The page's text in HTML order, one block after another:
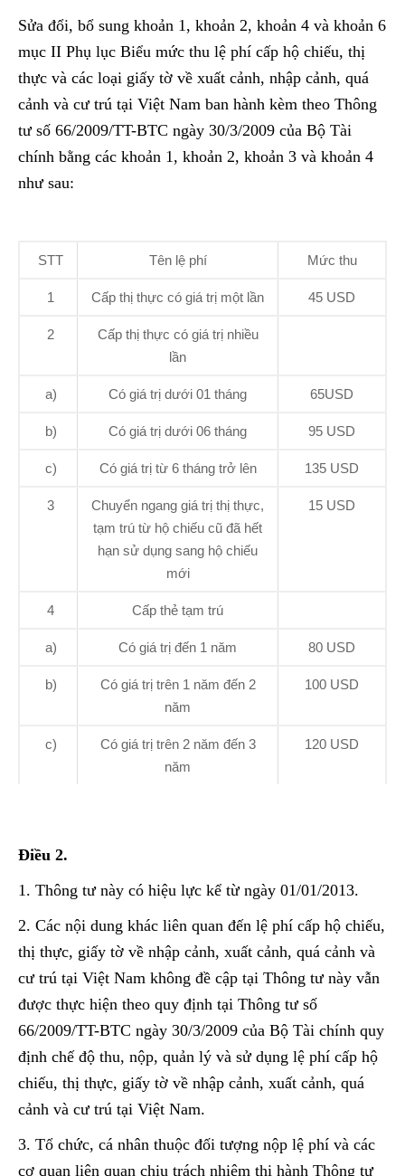
Sửa đổi, bổ sung khoản 1, khoản 2, khoản 4 và khoản 6
mục II Phụ lục Biểu mức thu lệ phí cấp hộ chiếu, thị
thực và các loại giấy tờ về xuất cảnh, nhập cảnh, quá
cảnh và cư trú tại Việt Nam ban hành kèm theo Thông
tư số 66/2009/TT-BTC ngày 30/3/2009 của Bộ Tài
chính bằng các khoản 1, khoản 2, khoản 3 và khoản 4
như sau:
STT Tên lệ phí Mức thu
1 Cấp thị thực có giá trị một lần 45 USD
2
Cấp thị thực có giá trị nhiều
lần
a) Có giá trị dưới 01 tháng 65USD
b) Có giá trị dưới 06 tháng 95 USD
c) Có giá trị từ 6 tháng trở lên 135 USD
3
Chuyển ngang giá trị thị thực,
tạm trú từ hộ chiếu cũ đã hết
hạn sử dụng sang hộ chiếu
mới
15 USD
4 Cấp thẻ tạm trú
a) Có giá trị đến 1 năm 80 USD
b)
Có giá trị trên 1 năm đến 2
năm
100 USD
c)
Có giá trị trên 2 năm đến 3
năm
120 USD
Điều 2.
1. Thông tư này có hiệu lực kể từ ngày 01/01/2013.
2. Các nội dung khác liên quan đến lệ phí cấp hộ chiếu,
thị thực, giấy tờ về nhập cảnh, xuất cảnh, quá cảnh và
cư trú tại Việt Nam không đề cập tại Thông tư này vẫn
được thực hiện theo quy định tại Thông tư số
66/2009/TT-BTC ngày 30/3/2009 của Bộ Tài chính quy
định chế độ thu, nộp, quản lý và sử dụng lệ phí cấp hộ
chiếu, thị thực, giấy tờ về nhập cảnh, xuất cảnh, quá
cảnh và cư trú tại Việt Nam.
3. Tổ chức, cá nhân thuộc đối tượng nộp lệ phí và các
cơ quan liên quan chịu trách nhiệm thi hành Thông tư